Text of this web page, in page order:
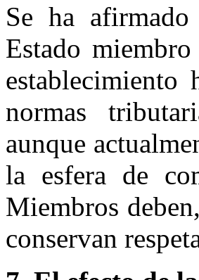
Se ha
Estado
establecimiento
normas
aunque
la esfera de
Miembros
conservan